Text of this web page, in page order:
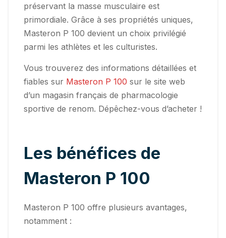
préservant la masse musculaire est
primordiale. Grâce à ses propriétés uniques,
Masteron P 100 devient un choix privilégié
parmi les athlètes et les culturistes.
Vous trouverez des informations détaillées et
fiables sur Masteron P 100 sur le site web
d’un magasin français de pharmacologie
sportive de renom. Dépêchez-vous d’acheter !
Les bénéfices de
Masteron P 100
Masteron P 100 offre plusieurs avantages,
notamment :